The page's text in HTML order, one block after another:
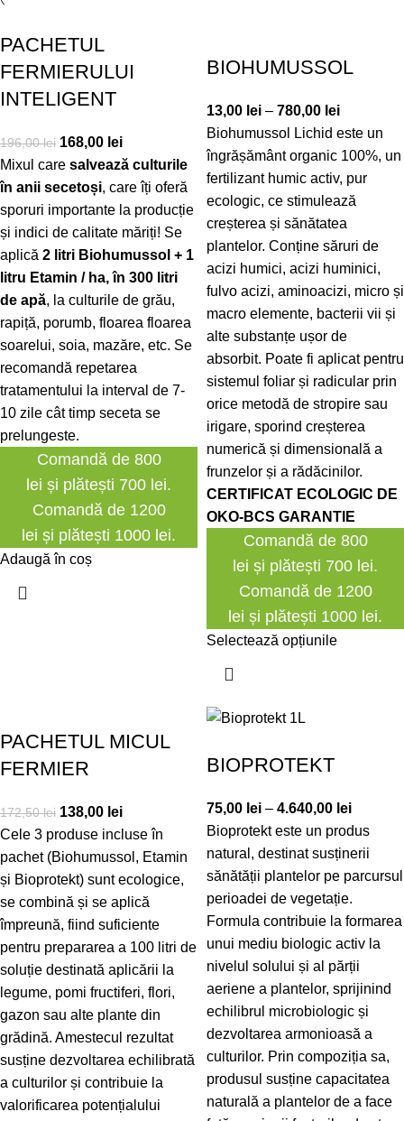
PACHETUL
FERMIERULUI
INTELIGENT
196,00lei 168,00 lei
Mixul care salvează culturile
în anii secetoși, care îți oferă
sporuri importante la producție
și indici de calitate măriți! Se
aplică 2 litri Biohumussol + 1
litru Etamin / ha, în 300 litri
de apă, la culturile de grău,
rapiță, porumb, floarea floarea
soarelui, soia, mazăre, etc. Se
recomandă repetarea
tratamentului la interval de 7-
10 zile cât timp seceta se
prelungeste.
Comandă de 800
lei și plătești 700 lei.
Comandă de 1200
lei și plătești 1000 lei.
Adaugă în coș
BIOHUMUSSOL
13,00 lei – 780,00 lei
Biohumussol Lichid este un
îngrășământ organic 100%, un
fertilizant humic activ, pur
ecologic, ce stimulează
creșterea și sănătatea
plantelor. Conține săruri de
acizi humici, acizi huminici,
fulvo acizi, aminoacizi, micro și
macro elemente, bacterii vii și
alte substanțe ușor de
absorbit. Poate fi aplicat pentru
sistemul foliar și radicular prin
orice metodă de stropire sau
irigare, sporind creșterea
numerică și dimensională a
frunzelor și a rădăcinilor.
CERTIFICAT ECOLOGIC DE
OKO-BCS GARANTIE
Comandă de 800
lei și plătești 700 lei.
Comandă de 1200
lei și plătești 1000 lei.
Selectează opțiunile
PACHETUL MICUL
FERMIER
172,50lei 138,00 lei
Cele 3 produse incluse în
pachet (Biohumussol, Etamin
și Bioprotekt) sunt ecologice,
se combină și se aplică
împreună, fiind suficiente
pentru prepararea a 100 litri de
soluție destinată aplicării la
legume, pomi fructiferi, flori,
gazon sau alte plante din
grădină. Amestecul rezultat
susține dezvoltarea echilibrată
a culturilor și contribuie la
valorificarea potențialului
BIOPROTEKT
75,00 lei – 4.640,00 lei
Bioprotekt este un produs
natural, destinat susținerii
sănătății plantelor pe parcursul
perioadei de vegetație.
Formula contribuie la formarea
unui mediu biologic activ la
nivelul solului și al părții
aeriene a plantelor, sprijinind
echilibrul microbiologic și
dezvoltarea armonioasă a
culturilor. Prin compoziția sa,
produsul susține capacitatea
naturală a plantelor de a face